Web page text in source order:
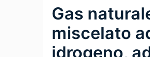
Gas
miscelato
idrogeno,